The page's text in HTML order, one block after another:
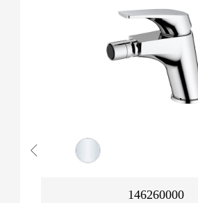
146260000